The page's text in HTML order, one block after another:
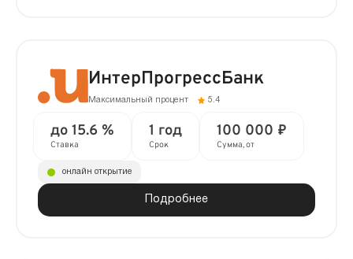
ИнтерПрогрессБанк
Максимальный процент 5.4
до 15.6 %
Ставка
1 год
Срок
100 000 ₽
Сумма, от
Подробнее
онлайн открытие